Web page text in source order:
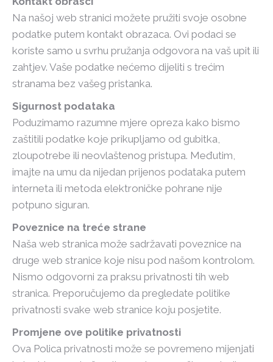
Na našoj web stranici možete pružiti svoje osobne
podatke putem kontakt obrazaca. Ovi podaci se
koriste samo u svrhu pružanja odgovora na vaš upit ili
zahtjev. Vaše podatke nećemo dijeliti s trećim
stranama bez vašeg pristanka.
Sigurnost podataka
Poduzimamo razumne mjere opreza kako bismo
zaštitili podatke koje prikupljamo od gubitka,
zloupotrebe ili neovlaštenog pristupa. Međutim,
imajte na umu da nijedan prijenos podataka putem
interneta ili metoda elektroničke pohrane nije
potpuno siguran.
Poveznice na treće strane
Naša web stranica može sadržavati poveznice na
druge web stranice koje nisu pod našom kontrolom.
Nismo odgovorni za praksu privatnosti tih web
stranica. Preporučujemo da pregledate politike
privatnosti svake web stranice koju posjetite.
Promjene ove politike privatnosti
Ova Polica privatnosti može se povremeno mijenjati